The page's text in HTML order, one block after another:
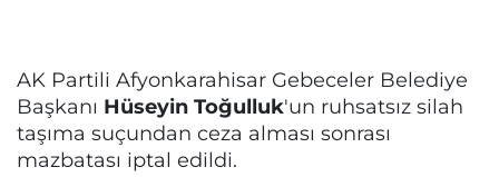
AK Partili Afyonkarahisar Gebeceler Belediye
Başkanı Hüseyin Toğulluk'un ruhsatsız silah
taşıma suçundan ceza alması sonrası
mazbatası iptal edildi.